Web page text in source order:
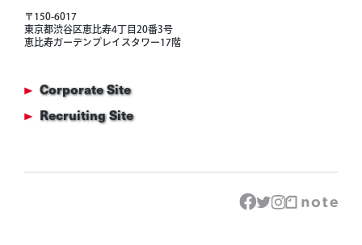
〒150-6017
東京都渋谷区恵比寿4丁目20番3号
恵比寿ガーデンプレイスタワー17階
Corporate Site
Recruiting Site